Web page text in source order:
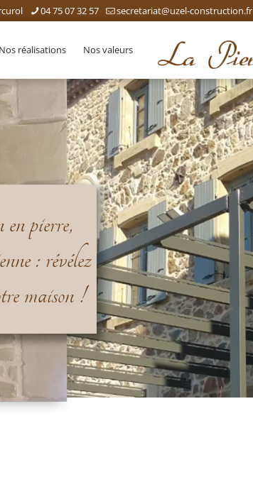
04 75 07 32 57 secretariat@uzel-construction.fr
Nos réalisations Nos valeurs
pierre,
: révélez
maison !